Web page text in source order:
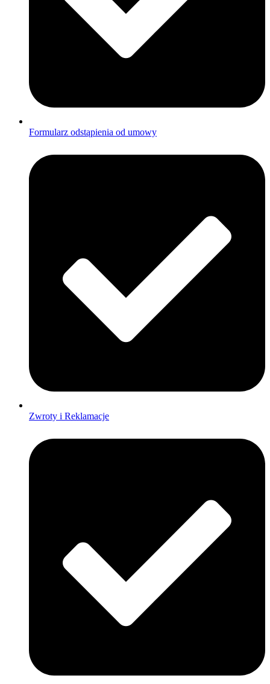
Formularz odstąpienia od umowy
Zwroty i Reklamacje